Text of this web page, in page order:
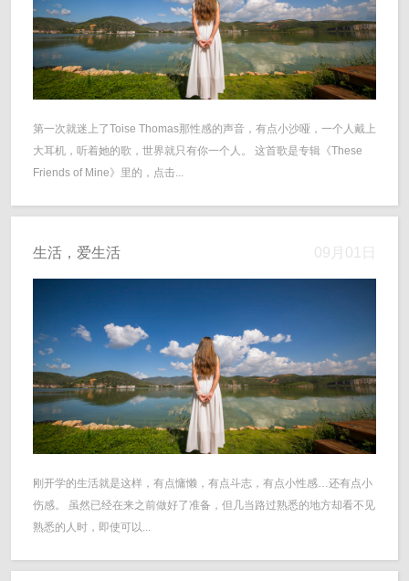
第一次就迷上了Toise Thomas那性感的声音，有点小沙哑，一个人戴上
大耳机，听着她的歌，世界就只有你一个人。 这首歌是专辑《These
Friends of Mine》里的，点击...
生活，爱生活 09月01日
刚开学的生活就是这样，有点慵懒，有点斗志，有点小性感…还有点小
伤感。 虽然已经在来之前做好了准备，但几当路过熟悉的地方却看不见
熟悉的人时，即使可以...